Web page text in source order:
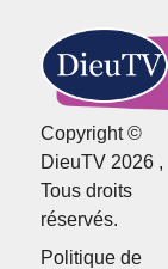
Copyright ©
DieuTV 2026 ,
Tous droits
réservés.
Politique de